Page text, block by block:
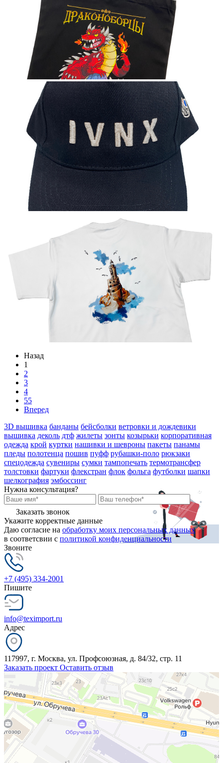
Назад
1
2
3
4
55
Вперед
3D вышивка банданы бейсболки ветровки и дождевики
вышивка деколь дтф жилеты зонты козырьки корпоративная
одежда крой куртки нашивки и шевроны пакеты панамы
пледы полотенца пошив пуфф рубашки-поло рюкзаки
спецодежда сувениры сумки тампопечать термотрансфер
толстовки фартуки флекстран флок фольга футболки шапки
шелкография эмбоссинг
Нужна консультация?
Заказать звонок
Укажите корректные данные
Даю согласие на обработку моих персональных данных
в соответсвии с политикой конфиденциальности
Звоните
+7 (495) 334-2001
Пишите
info@teximport.ru
Адрес
117997, г. Москва, ул. Профсоюзная, д. 84/32, стр. 11
Заказать проект Оставить отзыв